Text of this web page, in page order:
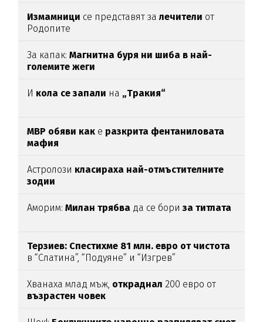
Измамници се представят залечители от
Родопите
За капак:Магнитна буря ни шиба в най-
големите жеги
И кола се запали на „Тракия“
МВР обяви как е разкрита фентаниловата
мафия
Астролози класираха най-отмъстителните
зодии
Аморим:Милан трябва да се бориза титлата
Терзиев: Спестихме 81 млн. евро от чистота
в “Слатина”, “Подуяне” и “Изгрев”
Хванаха млад мъж, откраднал 200 евро от
възрастен човек